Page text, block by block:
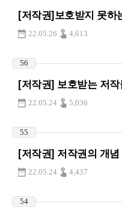
[저작권]보호받지 못하
22.05.26 4,613
56
[저작권] 보호받는 저작
22.05.24 5,036
55
[저작권] 저작권의 개념
22.05.24 4,437
54